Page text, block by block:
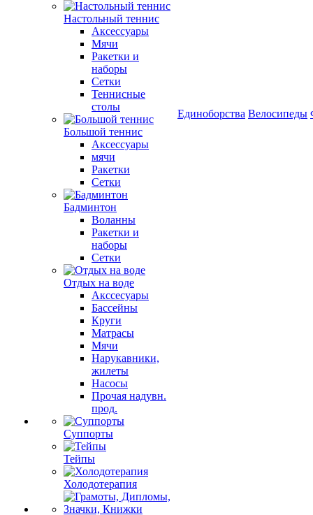
Настольный теннис
Аксессуары
Мячи
Ракетки и
наборы
Сетки
Теннисные
столы
Большой теннис
Аксессуары
мячи
Ракетки
Сетки
Бадминтон
Воланны
Ракетки и
наборы
Сетки
Отдых на воде
Акссесуары
Бассейны
Круги
Матрасы
Мячи
Нарукавники,
жилеты
Насосы
Прочая надувн.
прод.
Суппорты
Тейпы
Холодотерапия
Единоборства Велосипеды